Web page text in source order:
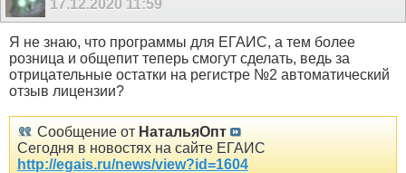
17.12.2020 11:59
Я не знаю, что программы для ЕГАИС, а тем более
розница и общепит теперь смогут сделать, ведь за
отрицательные остатки на регистре №2 автоматический
отзыв лицензии?
Сообщение от НатальяОпт
Сегодня в новостях на сайте ЕГАИС
http://egais.ru/news/view?id=1604